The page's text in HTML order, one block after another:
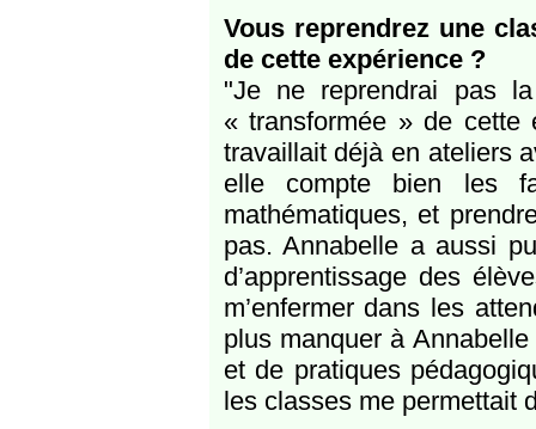
Vous reprendrez une
de cette expérience ?
"Je ne reprendrai pas
« transformée » de cette
travaillait déjà en ateliers
elle compte bien les
mathématiques, et
pas. Annabelle a aussi
d’apprentissage des
m’enfermer dans les
plus manquer à
et de pratiques
les classes me permettait